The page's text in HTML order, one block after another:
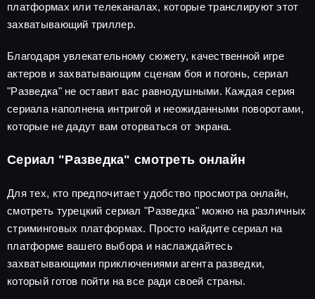
платформах или телеканалах, которые транслируют этот
захватывающий триллер.
Благодаря увлекательному сюжету, качественной игре
актеров и захватывающим сценам боя и погонь, сериал
"Разведка" не оставит вас равнодушными. Каждая серия
сериала наполнена интригой и неожиданными поворотами,
которые не дадут вам оторваться от экрана.
Сериал "Разведка" смотреть онлайн
Для тех, кто предпочитает удобство просмотра онлайн,
смотреть турецкий сериал "Разведка" можно на различных
стриминговых платформах. Просто найдите сериал на
платформе вашего выбора и наслаждайтесь
захватывающими приключениями агента разведки,
который готов пойти на все ради своей страны.